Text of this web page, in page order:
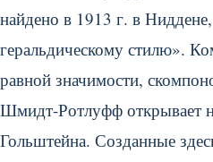
найдено в 1913 г. в
геральдическому стилю».
равной значимости,
Шмидт-Ротлуфф открывает
Гольштейна. Созданные